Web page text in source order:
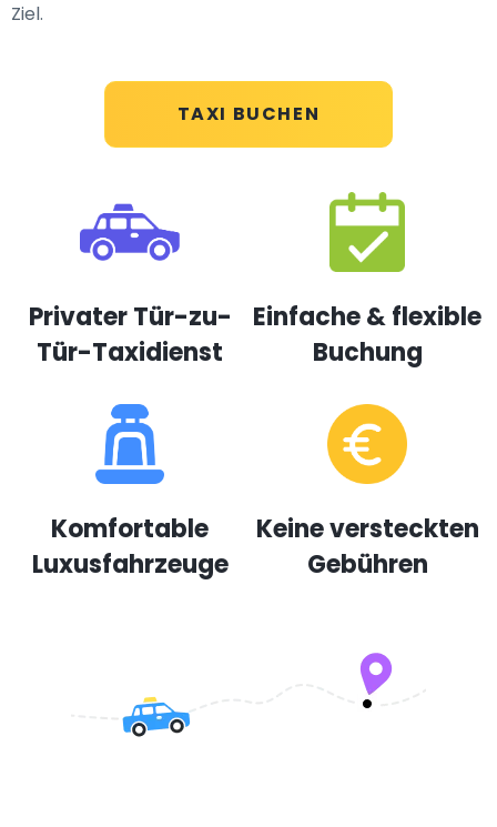
TAXI BUCHEN
Ziel.
Privater Tür-zu-
Tür-Taxidienst
Einfache & flexible
Buchung
Komfortable
Luxusfahrzeuge
Keine versteckten
Gebühren